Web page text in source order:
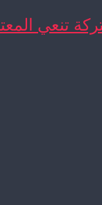
تنعي